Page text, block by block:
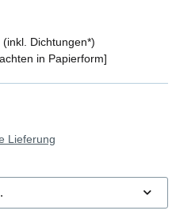
Dichtungen*)
in Papierform]
Lieferung